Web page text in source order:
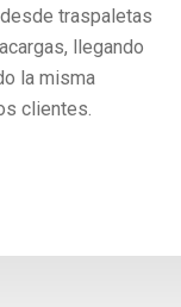
traspaletas
llegando
la misma
clientes.